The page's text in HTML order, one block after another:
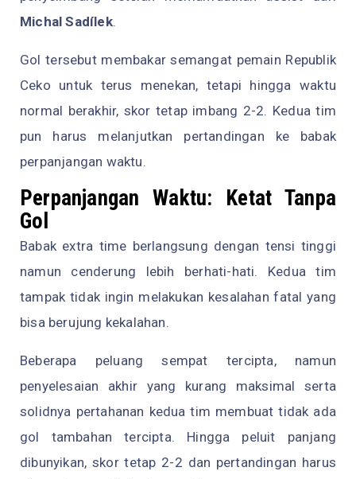
Michal Sadílek.
Gol tersebut membakar semangat pemain Republik
Ceko untuk terus menekan, tetapi hingga waktu
normal berakhir, skor tetap imbang 2-2. Kedua tim
pun harus melanjutkan pertandingan ke babak
perpanjangan waktu.
Perpanjangan Waktu: Ketat Tanpa
Gol
Babak extra time berlangsung dengan tensi tinggi
namun cenderung lebih berhati-hati. Kedua tim
tampak tidak ingin melakukan kesalahan fatal yang
bisa berujung kekalahan.
Beberapa peluang sempat tercipta, namun
penyelesaian akhir yang kurang maksimal serta
solidnya pertahanan kedua tim membuat tidak ada
gol tambahan tercipta. Hingga peluit panjang
dibunyikan, skor tetap 2-2 dan pertandingan harus